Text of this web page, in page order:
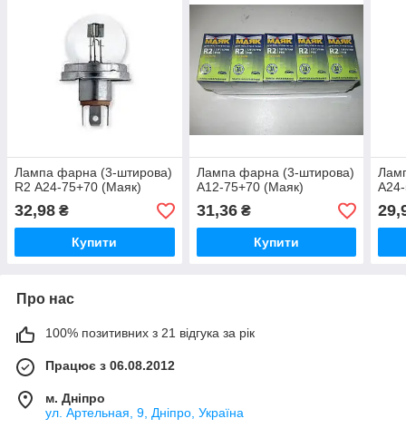
Лампа фарна (3-штирова)
R2 А24-75+70 (Маяк)
32,98 ₴
Купити
Лампа фарна (3-штирова)
А12-75+70 (Маяк)
31,36₴
Купити
Про нас
100% позитивних з 21 відгука за рік
Працює з 06.08.2012
м. Дніпро
ул. Артельная, 9, Дніпро, Україна